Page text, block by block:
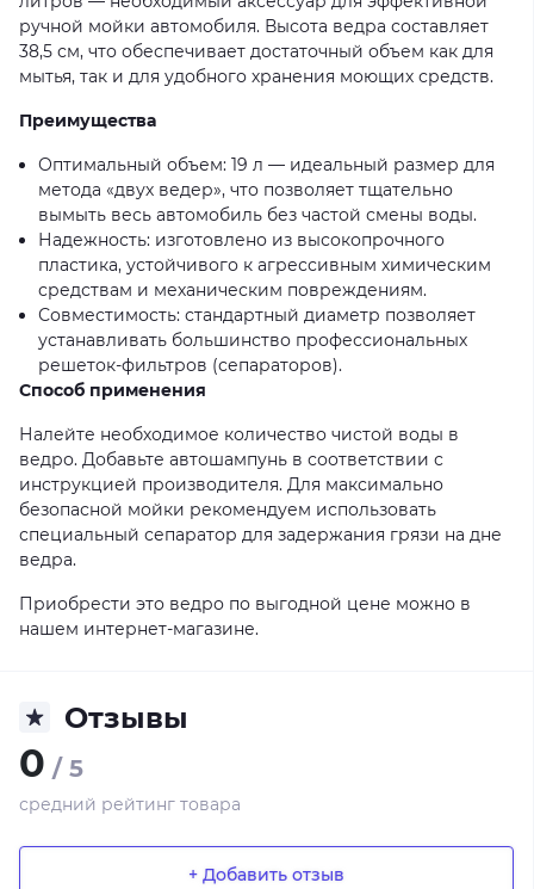
ручной мойки автомобиля. Высота ведра составляет
38,5 см, что обеспечивает достаточный объем как для
мытья, так и для удобного хранения моющих средств.
Преимущества
Оптимальный объем: 19 л — идеальный размер для
метода «двух ведер», что позволяет тщательно
вымыть весь автомобиль без частой смены воды.
Надежность: изготовлено из высокопрочного
пластика, устойчивого к агрессивным химическим
средствам и механическим повреждениям.
Совместимость: стандартный диаметр позволяет
устанавливать большинство профессиональных
решеток-фильтров (сепараторов).
Способ применения
Налейте необходимое количество чистой воды в
ведро. Добавьте автошампунь в соответствии с
инструкцией производителя. Для максимально
безопасной мойки рекомендуем использовать
специальный сепаратор для задержания грязи на дне
ведра.
Приобрести это ведро по выгодной цене можно в
нашем интернет-магазине.
Отзывы
0 / 5
средний рейтинг товара
+ Добавить отзыв